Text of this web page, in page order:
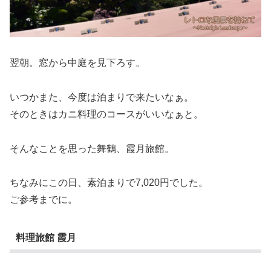
翌朝。窓から中庭を見下ろす。
いつかまた、今度は泊まりで来たいなぁ。
そのときはカニ料理のコースがいいなぁと。
そんなことを思った舞鶴、霞月旅館。
ちなみにこの日、素泊まりで7,020円でした。
ご参考までに。
料理旅館 霞月